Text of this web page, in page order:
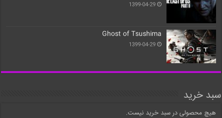
1399-04-29
Ghost of Tsushima
1399-04-29
سبد خرید
هیچ محصولی در سبد خرید نیست.